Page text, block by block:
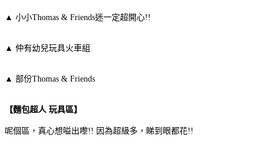
▲ 小小Thomas & Friends迷一定超開心!!
▲ 仲有幼兒玩具火車組
▲ 部份Thomas & Friends
【麵包超人 玩具區】
呢個區，真心想嗌出嚟!! 因為超級多，睇到眼都花!!